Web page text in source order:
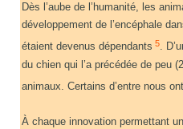
Dès l’aube de l’humanité, les
développement de l’encéphale
étaient devenus dépendants5.
du chien qui l’a précédée de peu
animaux. Certains d’entre nous
À chaque innovation permettant